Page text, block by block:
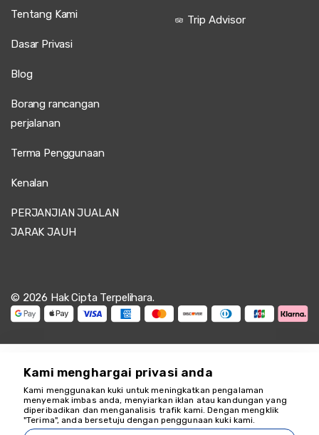
Tentang Kami
Dasar Privasi
Blog
Borang rancangan
perjalanan
Terma Penggunaan
Kenalan
PERJANJIAN JUALAN
JARAK JAUH
Trip Advisor
© 2026 Hak Cipta Terpelihara.
18349
Kami menghargai privasi anda
Kami menggunakan kuki untuk meningkatkan pengalaman
menyemak imbas anda, menyiarkan iklan atau kandungan yang
diperibadikan dan menganalisis trafik kami. Dengan mengklik
"Terima", anda bersetuju dengan penggunaan kuki kami.
Kami di sini untuk
membantu